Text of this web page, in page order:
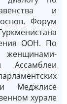
и
Форум
ООН. По
женщинами-
Ассамблеи
Меджлисе
хурале